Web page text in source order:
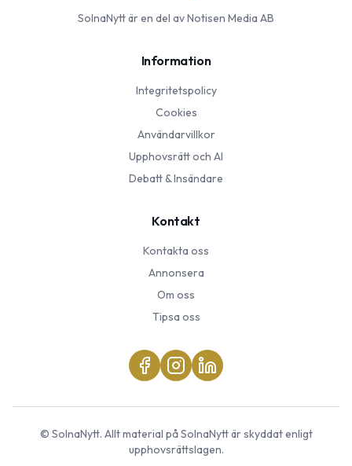
SolnaNyttär en del av Notisen Media AB
Information
Integritetspolicy
Cookies
Användarvillkor
Upphovsrätt och AI
Debatt & Insändare
Kontakt
Kontakta oss
Annonsera
Om oss
Tipsa oss
© SolnaNytt. Allt material påSolnaNyttär skyddat enligt
upphovsrättslagen.